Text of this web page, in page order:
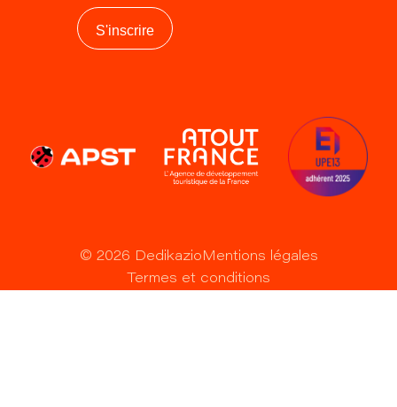
S'inscrire
© 2026 Dedikazio Mentions légales
Termes et conditions